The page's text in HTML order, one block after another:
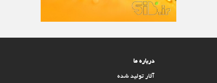
درباره ما
آثار تولید شده